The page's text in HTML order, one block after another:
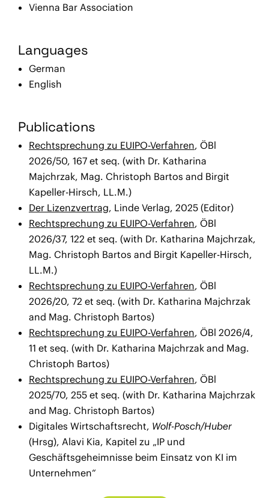
Vienna Bar Association
Languages
German
English
Publications
Rechtsprechung zu EUIPO-Verfahren, ÖBl
2026/50, 167 et seq. (with Dr. Katharina
Majchrzak, Mag. Christoph Bartos and Birgit
Kapeller-Hirsch, LL.M.)
Der Lizenzvertrag, Linde Verlag, 2025 (Editor)
Rechtsprechung zu EUIPO-Verfahren, ÖBl
2026/37, 122 et seq. (with Dr. Katharina Majchrzak,
Mag. Christoph Bartos and Birgit Kapeller-Hirsch,
LL.M.)
Rechtsprechung zu EUIPO-Verfahren, ÖBl
2026/20, 72 et seq. (with Dr. Katharina Majchrzak
and Mag. Christoph Bartos)
Rechtsprechung zu EUIPO-Verfahren, ÖBl 2026/4,
11 et seq. (with Dr. Katharina Majchrzak and Mag.
Christoph Bartos)
Rechtsprechung zu EUIPO-Verfahren, ÖBl
2025/70, 255 et seq. (with Dr. Katharina Majchrzak
and Mag. Christoph Bartos)
Digitales Wirtschaftsrecht, Wolf-Posch/Huber
(Hrsg), Alavi Kia, Kapitel zu „IP und
Geschäftsgeheimnisse beim Einsatz von KI im
Unternehmen“